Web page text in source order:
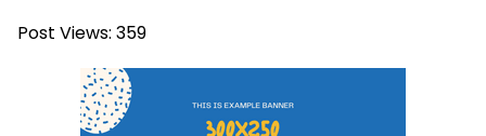
Post Views: 359